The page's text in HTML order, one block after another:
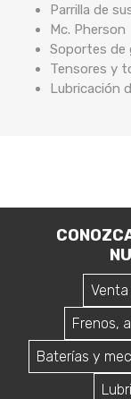
Parrilla de
Mc. Pherson
Soportes de
Tensores y
Lubricación
Frenos,
Baterías y